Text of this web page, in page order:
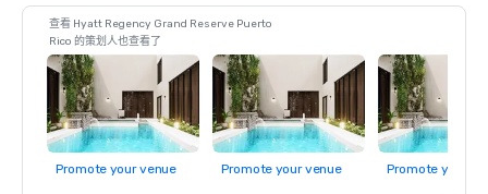
查看 Hyatt Regency Grand Reserve Puerto
Rico 的策划人也查看了
Promote your venue Promote your venue Promote your